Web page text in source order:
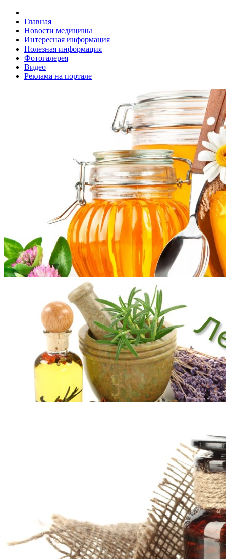
Главная
Новости медицины
Интересная информация
Полезная информация
Фотогалерея
Видео
Реклама на портале